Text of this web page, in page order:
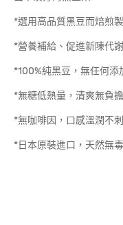
*選用高品質黑豆而焙煎
*營養補給、促進新陳代
*100%純黑豆，無任何添
*無糖低熱量，清爽無負擔
*無咖啡因，口感溫潤不
*日本原裝進口，天然無